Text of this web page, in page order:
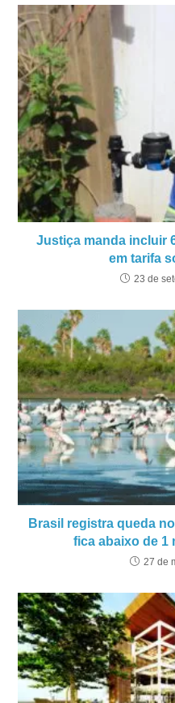
Justiça manda incluir
em tarifa
23 de
Brasil registra queda
fica abaixo de 1
27 de